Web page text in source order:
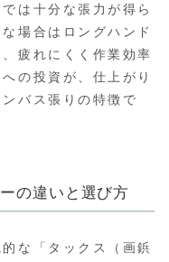
は十分な張力が得ら
場合はロングハンド
疲れにくく作業効率
の投資が、仕上がり
バス張りの特徴で
の違いと選び方
な「タックス（画鋲